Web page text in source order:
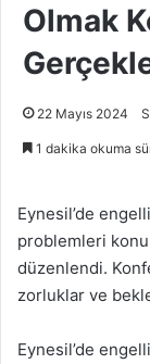
Olmak
22 Mayıs 2024
1 dakika okuma
Eynesil’de
problemleri konu
düzenlendi.
zorluklar ve
Eynesil’de